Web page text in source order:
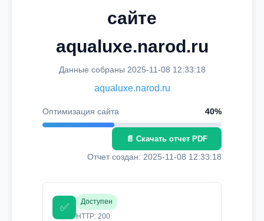
сайте
aqualuxe.narod.ru
Данные собраны 2025-11-08 12:33:18
aqualuxe.narod.ru
Оптимизация сайта 40%
📄 Скачать отчет PDF
Отчет создан: 2025-11-08 12:33:18
✅
Доступен
HTTP: 200